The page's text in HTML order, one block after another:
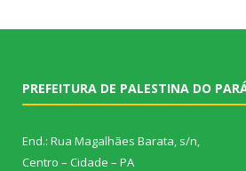
PREFEITURA DE PALESTINA DO
End.: Rua Magalhães Barata, s/n,
Centro – Cidade – PA